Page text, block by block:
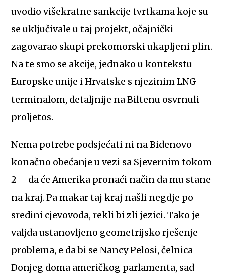
uvodio višekratne sankcije tvrtkama koje su
se uključivale u taj projekt, očajnički
zagovarao skupi prekomorski ukapljeni plin.
Na te smo se akcije, jednako u kontekstu
Europske unije i Hrvatske s njezinim LNG-
terminalom, detaljnije na Biltenu osvrnuli
proljetos.
Nema potrebe podsjećati ni na Bidenovo
konačno obećanje u vezi sa Sjevernim tokom
2 – da će Amerika pronaći način da mu stane
na kraj. Pa makar taj kraj našli negdje po
sredini cjevovoda, rekli bi zli jezici. Tako je
valjda ustanovljeno geometrijsko rješenje
problema, e da bi se Nancy Pelosi, čelnica
Donjeg doma američkog parlamenta, sad